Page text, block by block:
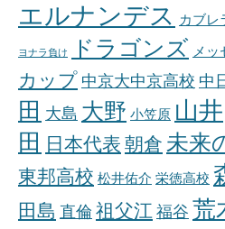
エルナンデス カブレ
ヨナラ負け ドラゴンズ メッ
カップ 中京大中京高校 中
田 大島 大野 小笠原 山井
田
日本代表 朝倉 未来
東邦高校 松井佑介 栄徳高校
田島 直倫 祖父江 福谷 荒